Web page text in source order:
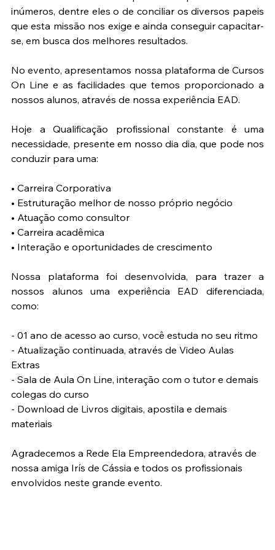
inúmeros, dentre eles o de conciliar os diversos papeis
que esta missão nos exige e ainda conseguir capacitar-
se, em busca dos melhores resultados.
No evento, apresentamos nossa plataforma de Cursos
On Line e as facilidades que temos proporcionado a
nossos alunos, através de nossa experiência EAD.
Hoje a Qualificação profissional constante é uma
necessidade, presente em nosso dia dia, que pode nos
conduzir para uma:
• Carreira Corporativa
• Estruturação melhor de nosso próprio negócio
• Atuação como consultor
• Carreira acadêmica
• Interação e oportunidades de crescimento
Nossa plataforma foi desenvolvida, para trazer a
nossos alunos uma experiência EAD diferenciada,
como:
- 01 ano de acesso ao curso, você estuda no seu ritmo
- Atualização continuada, através de Video Aulas
Extras
- Sala de Aula On Line, interação com o tutor e demais
colegas do curso
- Download de Livros digitais, apostila e demais
materiais
Agradecemos a Rede Ela Empreendedora, através de
nossa amiga Irís de Cássia e todos os profissionais
envolvidos neste grande evento.